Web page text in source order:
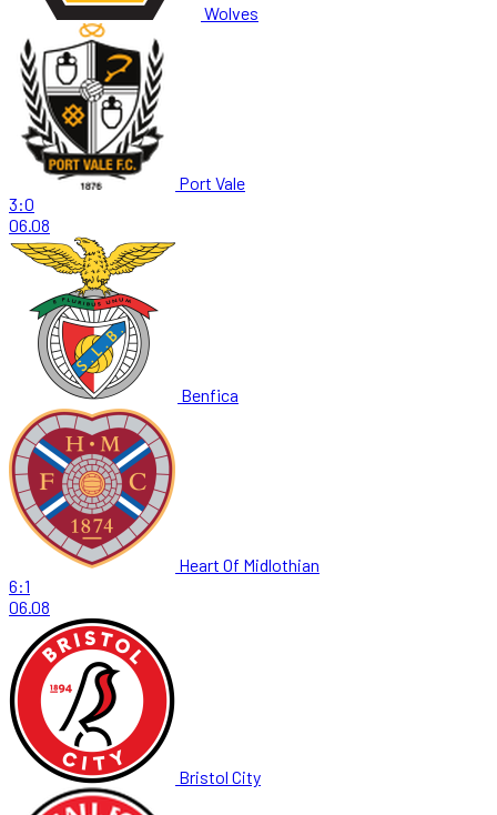
Wolves
Port Vale
3:0
06.08
Benfica
Heart Of Midlothian
6:1
06.08
Bristol City